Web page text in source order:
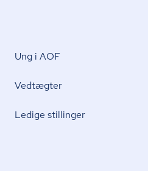
Ung i AOF
Vedtægter
Ledige stillinger